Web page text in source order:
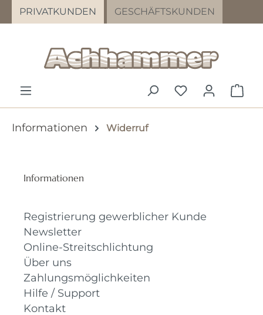
Zum Hauptinhalt springen
PRIVATKUNDEN GESCHÄFTSKUNDEN
DU HAST 0
Informationen Widerruf
Informationen
Registrierung gewerblicher Kunde
Newsletter
Online-Streitschlichtung
Über uns
Zahlungsmöglichkeiten
Hilfe / Support
Kontakt